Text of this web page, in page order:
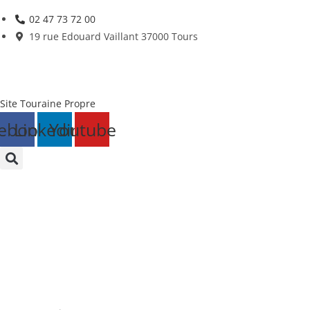
Skip
to
02 47 73 72 00
19 rue Edouard Vaillant 37000 Tours
Site Touraine Propre
LinkedinYoutube